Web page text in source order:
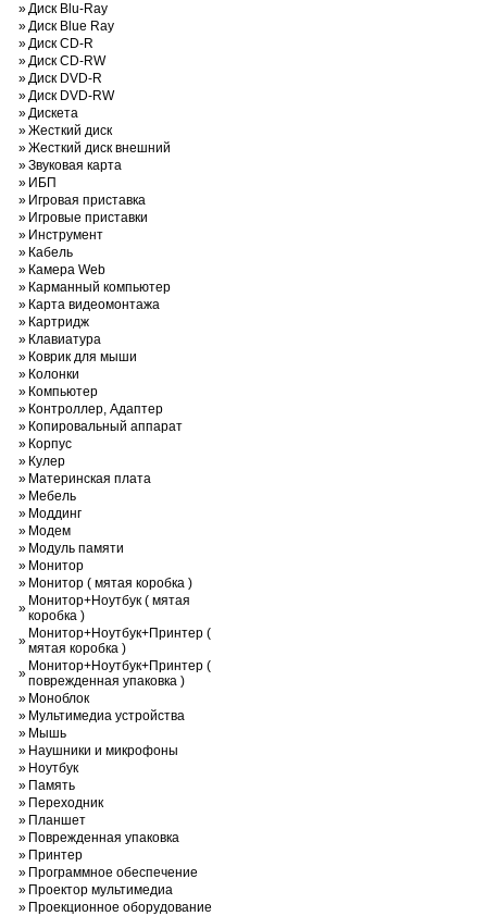
»Диск Blu-Ray
»Диск Blue Ray
»Диск CD-R
»Диск CD-RW
»Диск DVD-R
»Диск DVD-RW
»Дискета
»Жесткий диск
»Жесткий диск внешний
»Звуковая карта
» ИБП
» Игровая приставка
» Игровые приставки
» Инструмент
» Кабель
» Камера Web
» Карманный компьютер
» Карта видеомонтажа
» Картридж
» Клавиатура
» Коврик для мыши
» Колонки
» Компьютер
» Контроллер, Адаптер
» Копировальный аппарат
» Корпус
» Кулер
» Материнская плата
» Мебель
» Моддинг
» Модем
» Модуль памяти
» Монитор
» Монитор ( мятая коробка )
» Монитор+Ноутбук ( мятая
коробка )
» Монитор+Ноутбук+Принтер (
мятая коробка )
» Монитор+Ноутбук+Принтер (
поврежденная упаковка )
» Моноблок
» Мультимедиа устройства
» Мышь
» Наушники и микрофоны
» Ноутбук
» Память
» Переходник
» Планшет
» Поврежденная упаковка
» Принтер
» Программное обеспечение
» Проектор мультимедиа
» Проекционное оборудование